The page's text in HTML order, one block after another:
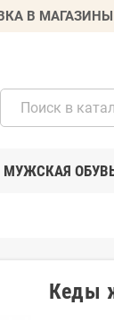
В
МУЖСКАЯ
Кеды